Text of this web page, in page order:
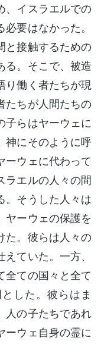
、イスラエルでの
要はなかった。
と接触するための
る。そこで、被造
り働く者たちが現
たちが人間たちの
子らはヤーウェに
神にそのように呼
ーウェに代わって
ラエルの人々の間
。そうした人々は
ヤーウェの保護を
た。彼らは人々の
ていた。一方、
全ての国々と全て
した。彼らはま
人の子たちであれ
ーウェ自身の霊に